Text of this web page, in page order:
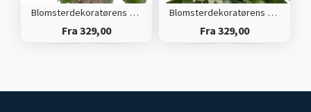
Blomsterdekoratørens valg (Høj)
Fra 329,00
Blomsterdekoratørens valg (Tæt)
Fra 329,00